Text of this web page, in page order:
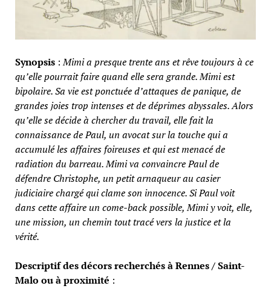
Synopsis:Mimi a presque trente ans et rêve toujours à ce
qu’elle pourrait faire quand elle sera grande. Mimi est
bipolaire. Sa vie est ponctuée d’attaques de panique, de
grandes joies trop intenses et de déprimes abyssales. Alors
qu’elle se décide à chercher du travail, elle fait la
connaissance de Paul, un avocat sur la touche qui a
accumulé les affaires foireuses et qui est menacé de
radiation du barreau. Mimi va convaincre Paul de
défendre Christophe, un petit arnaqueur au casier
judiciaire chargé qui clame son innocence. Si Paul voit
dans cette affaire un come-back possible, Mimi y voit, elle,
une mission, un chemin tout tracé vers la justice et la
vérité.
Descriptif des décors recherchés à Rennes / Saint-
Malo ou à proximité :